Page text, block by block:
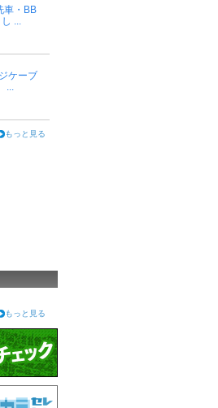
車・BB
...
ケーブ
...
もっと見る
もっと見る